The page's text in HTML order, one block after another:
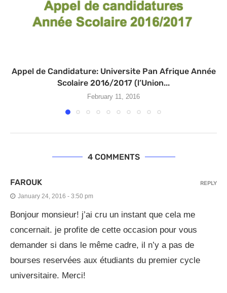
Appel de Candidature: Universite Pan Afrique Année
Scolaire 2016/2017 (l’Union...
February 11, 2016
4 COMMENTS
FAROUK
January 24, 2016 - 3:50 pm
Bonjour monsieur! j’ai cru un instant que cela me
concernait. je profite de cette occasion pour vous
demander si dans le même cadre, il n’y a pas de
bourses reservées aux étudiants du premier cycle
universitaire. Merci!
REPLY